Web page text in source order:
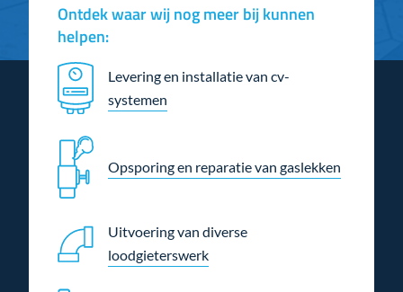
Ontdek waar wij nog meer bij kunnen
helpen:
Levering en installatie van cv-
systemen
Opsporing en reparatie van gaslekken
Uitvoering van diverse
loodgieterswerk